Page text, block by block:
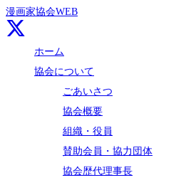
漫画家協会WEB
ホーム
協会について
ごあいさつ
協会概要
組織・役員
賛助会員・協力団体
協会歴代理事長